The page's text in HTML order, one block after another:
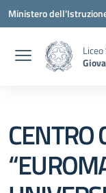
Vai ai contenuti
Vai al menu di
Vai al footer
Ministero
CENTRO